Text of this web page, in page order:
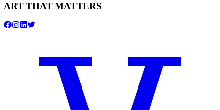
ART THAT MATTERS